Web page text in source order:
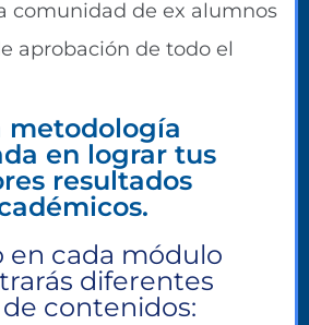
comunidad de ex alumnos
aprobación de todo el
metodología
en lograr tus
resultados
en cada módulo
diferentes
contenidos: